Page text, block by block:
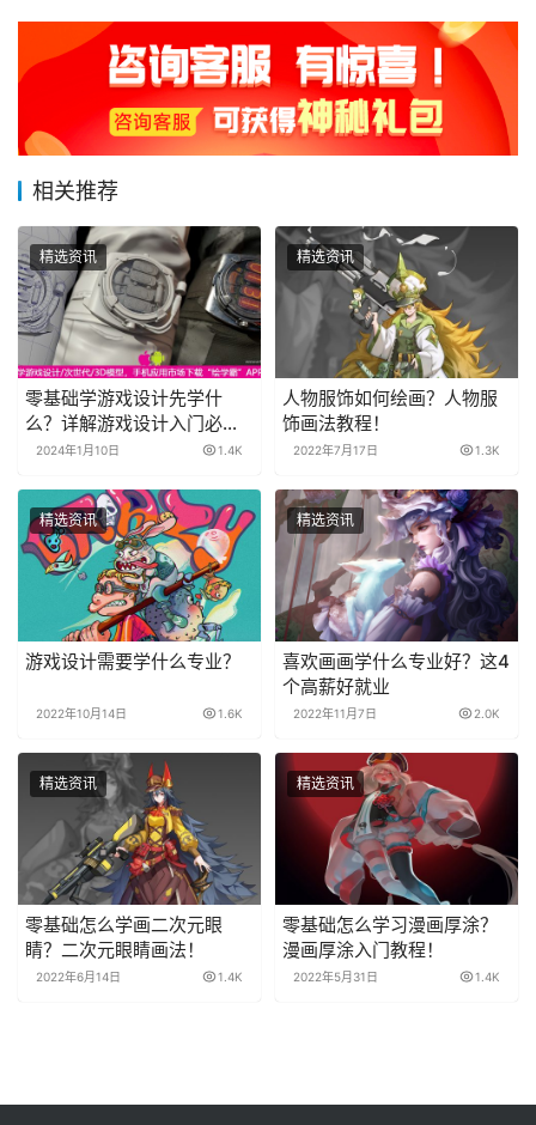
相关推荐
精选资讯
零基础学游戏设计先学什
么？详解游戏设计入门必备
知识！
2024年1月10日 1.4K
精选资讯
人物服饰如何绘画？人物服
饰画法教程！
2022年7月17日 1.3K
精选资讯
游戏设计需要学什么专业？
2022年10月14日 1.6K
精选资讯
喜欢画画学什么专业好？这4
个高薪好就业
2022年11月7日 2.0K
精选资讯
零基础怎么学画二次元眼
睛？二次元眼睛画法！
2022年6月14日 1.4K
精选资讯
零基础怎么学习漫画厚涂？
漫画厚涂入门教程！
2022年5月31日 1.4K